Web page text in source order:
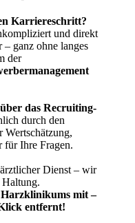
Karriereschritt?
und direkt
ganz ohne langes
der
das Recruiting-
durch den
Wertschätzung,
für Ihre Fragen.
Dienst – wir
Haltung.
Harzklinikums mit –
entfernt!